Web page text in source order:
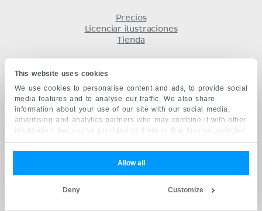
This website uses cookies
We use cookies to personalise content and ads, to provide social
media features and to analyse our traffic. We also share
information about your use of our site with our social media,
advertising and analytics partners who may combine it with other
information that you’ve provided to them or that they’ve collected
from your use of their services.
Allow all
Customize
Deny
Precios
Licenciar ilustraciones
Tienda
Equipo
Aliados
Trabajos
Contacto
Compañía
Términos y condiciones
Privacidad
KENHUB EN...